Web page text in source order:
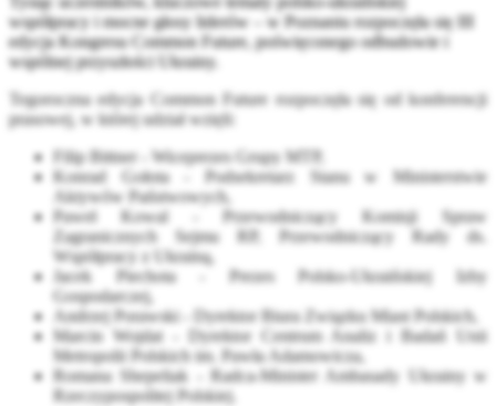
współpracy i mocne głosy liderów – w Poznaniu rozpoczęła się III
edycja Kongresu Common Future, poświęconego odbudowie i
wspólnej przyszłości Ukrainy.
Tegoroczna edycja Common Future rozpoczęła się od konferencji
prasowej, w której udział wzięli:
Filip Bittner - Wiceprezes Grupy MTP,
Konrad Gołota - Podsekretarz Stanu w Ministerstwie
Aktywów Państwowych,
Paweł Kowal - Przewodniczący Komisji Spraw
Zagranicznych Sejmu RP, Przewodniczący Rady ds.
Współpracy z Ukrainą,
Jacek Piechota - Prezes Polsko-Ukraińskiej Izby
Gospodarczej,
Andrzej Porawski - Dyrektor Biura Związku Miast Polskich,
Marcin Wojdat - Dyrektor Centrum Analiz i Badań Unii
Metropolii Polskich im. Pawła Adamowicza,
Romana Shepeliak - Radca-Minister Ambasady Ukrainy w
Rzeczypospolitej Polskiej.